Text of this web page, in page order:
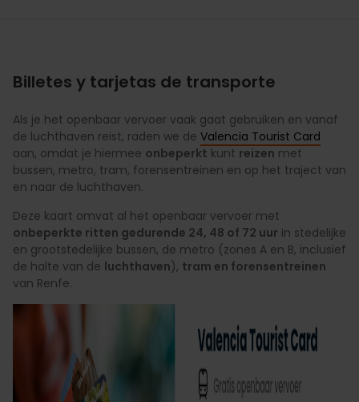
Billetes y tarjetas de transporte
Als je het openbaar vervoer vaak gaat gebruiken en vanaf
de luchthaven reist, raden we de Valencia Tourist Card
aan, omdat je hiermee onbeperkt kunt reizen met
bussen, metro, tram, forensentreinen en op het traject van
en naar de luchthaven.
Deze kaart omvat al het openbaar vervoer met
onbeperkte ritten gedurende 24, 48 of 72 uur in stedelijke
en grootstedelijke bussen, de metro (zones A en B, inclusief
de halte van de luchthaven), tram en forensentreinen
van Renfe.